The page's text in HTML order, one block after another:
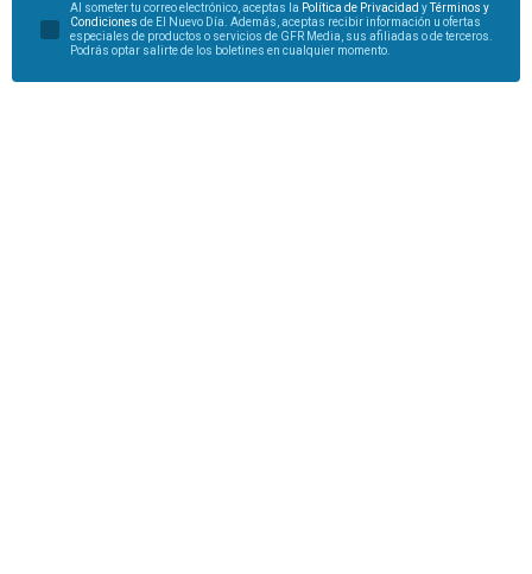
Al someter tu correo electrónico, aceptas la Política de Privacidad yTérminos y
Condiciones de El Nuevo Día. Además, aceptas recibir información u ofertas
especiales de productos o servicios de GFR Media, sus afiliadas o de terceros.
Podrás optar salirte de los boletines en cualquier momento.